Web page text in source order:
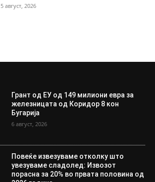
5 август, 2026
Грант од ЕУ од 149 милиони евра за
железницата од Коридор 8 кон
Бугарија
6 август, 2026
Повеќе извезуваме отколку што
увезуваме сладолед: Извозот
порасна за 20% во првата половина од